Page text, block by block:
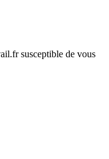
susceptible de vous